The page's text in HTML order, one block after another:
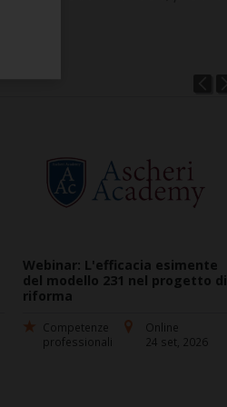
Webinar: L'efficacia esimente
del modello 231 nel progetto di
riforma
Competenze
professionali
Online
24 set, 2026